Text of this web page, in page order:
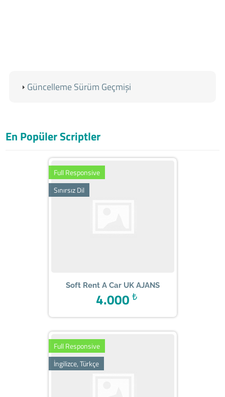
Güncelleme Sürüm Geçmişi
En Popüler Scriptler
Full Responsive
Sınırsız Dil
Soft Rent A Car UK AJANS
₺
4.000
Full Responsive
İngilizce, Türkçe